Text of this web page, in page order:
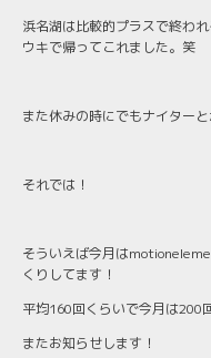
浜名湖は比較的プラスで終わ
ウキで帰ってこれました。笑
また休みの時にでもナイター
それでは！
そういえば今月は
くりしてます！
平均160回くらいで今月は200
またお知らせします！